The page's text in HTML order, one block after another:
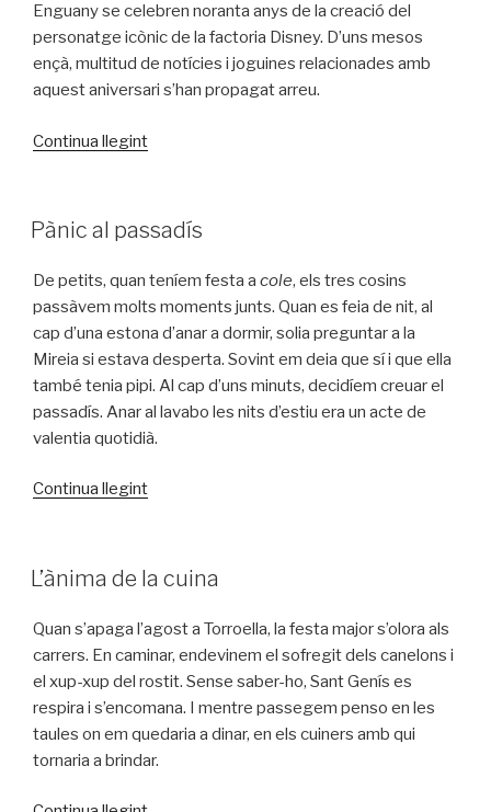
Enguany se celebren noranta anys de la creació del
personatge icònic de la factoria Disney. D’uns mesos
ençà, multitud de notícies i joguines relacionades amb
aquest aniversari s’han propagat arreu.
Continua llegint«L’alegria
PUBLICAT
APànic al passadís
De petits, quan teníem festa a cole, els tres cosins
passàvem molts moments junts. Quan es feia de nit, al
cap d’una estona d’anar a dormir, solia preguntar a la
Mireia si estava desperta. Sovint em deia que sí i que ella
també tenia pipi. Al cap d’uns minuts, decidíem creuar el
passadís. Anar al lavabo les nits d’estiu era un acte de
valentia quotidià.
Continua llegint«Pànic
PUBLICAT
A
L’ànima de la cuina
Quan s’apaga l’agost a Torroella, la festa major s’olora als
carrers. En caminar, endevinem el sofregit dels canelons i
el xup-xup del rostit. Sense saber-ho, Sant Genís es
respira i s’encomana. I mentre passegem penso en les
taules on em quedaria a dinar, en els cuiners amb qui
tornaria a brindar.